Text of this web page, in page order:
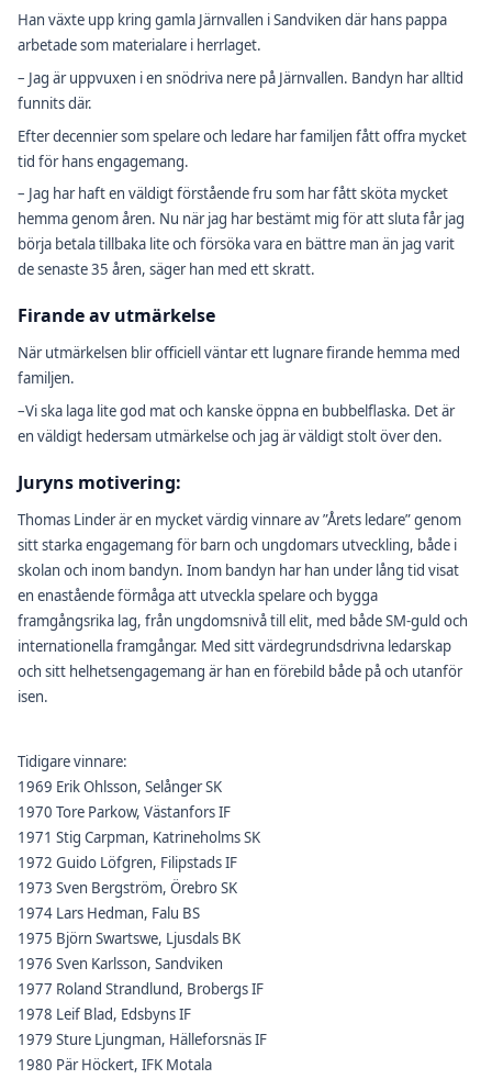
Han växte upp kring gamla Järnvallen i Sandviken där hans pappa
arbetade som materialare i herrlaget.
– Jag är uppvuxen i en snödriva nere på Järnvallen. Bandyn har alltid
funnits där.
Efter decennier som spelare och ledare har familjen fått offra mycket
tid för hans engagemang.
– Jag har haft en väldigt förstående fru som har fått sköta mycket
hemma genom åren. Nu när jag har bestämt mig för att sluta får jag
börja betala tillbaka lite och försöka vara en bättre man än jag varit
de senaste 35 åren, säger han med ett skratt.
Firande av utmärkelse
När utmärkelsen blir officiell väntar ett lugnare firande hemma med
familjen.
–Vi ska laga lite god mat och kanske öppna en bubbelflaska. Det är
en väldigt hedersam utmärkelse och jag är väldigt stolt över den.
Juryns motivering:
Thomas Linder är en mycket värdig vinnare av ”Årets ledare” genom
sitt starka engagemang för barn och ungdomars utveckling, både i
skolan och inom bandyn. Inom bandyn har han under lång tid visat
en enastående förmåga att utveckla spelare och bygga
framgångsrika lag, från ungdomsnivå till elit, med både SM-guld och
internationella framgångar. Med sitt värdegrundsdrivna ledarskap
och sitt helhetsengagemang är han en förebild både på och utanför
isen.
Tidigare vinnare:
1969 Erik Ohlsson, Selånger SK
1970 Tore Parkow, Västanfors IF
1971 Stig Carpman, Katrineholms SK
1972 Guido Löfgren, Filipstads IF
1973 Sven Bergström, Örebro SK
1974 Lars Hedman, Falu BS
1975 Björn Swartswe, Ljusdals BK
1976 Sven Karlsson, Sandviken
1977 Roland Strandlund, Brobergs IF
1978 Leif Blad, Edsbyns IF
1979 Sture Ljungman, Hälleforsnäs IF
1980 Pär Höckert, IFK Motala